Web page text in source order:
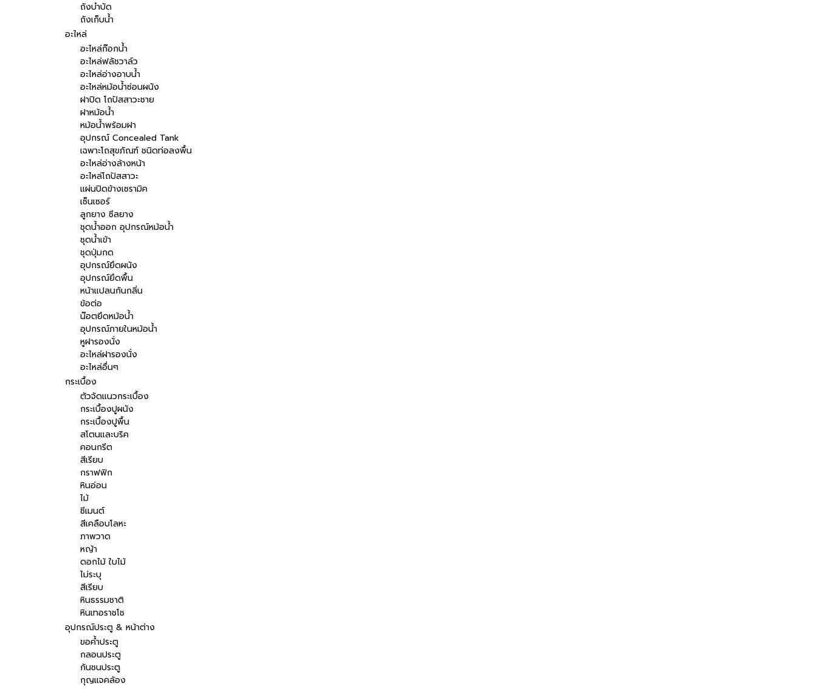
ถังบำบัด
ถังเก็บน้ำ
อะไหล่
อะไหล่ก๊อกน้ำ
อะไหล่ฟลัชวาล์ว
อะไหล่อ่างอาบน้ำ
อะไหล่หม้อน้ำซ่อนผนัง
ฝาปิด โถปัสสาวะชาย
ฝาหม้อน้ำ
หม้อน้ำพร้อมฝา
อุปกรณ์ Concealed Tank
เฉพาะโถสุขภัณฑ์ ชนิดท่อลงพื้น
อะไหล่อ่างล้างหน้า
อะไหล่โถปัสสาวะ
แผ่นปิดข้างเซรามิค
เซ็นเซอร์
ลูกยาง ซีลยาง
ชุดน้ำออก อุปกรณ์หม้อน้ำ
ชุดน้ำเข้า
ชุดปุ่มกด
อุปกรณ์ยึดผนัง
อุปกรณ์ยึดพื้น
หน้าแปลนกันกลิ่น
ข้อต่อ
น๊อตยึดหม้อน้ำ
อุปกรณ์ภายในหม้อน้ำ
หูฝารองนั่ง
อะไหล่ฝารองนั่ง
อะไหล่อื่นๆ
กระเบื้อง
ตัวจัดแนวกระเบื้อง
กระเบื้องปูผนัง
กระเบื้องปูพื้น
สโตนและบริค
คอนกรีต
สีเรียบ
กราฟฟิก
หินอ่อน
ไม้
ซีเมนต์
สีเคลือบโลหะ
ภาพวาด
หญ้า
ดอกไม้ ใบไม้
ไม่ระบุ
สีเรียบ
หินธรรมชาติ
หินเทอราชโช
อุปกรณ์ประตู & หน้าต่าง
ขอค้ำประตู
กลอนประตู
กันชนประตู
กุญแจคล้อง